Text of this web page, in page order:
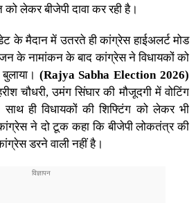
लेकर बीजेपी दावा कर रही है।
के मैदान में उतरते ही कांग्रेस हाईअलर्ट मोड
के नामांकन के बाद कांग्रेस ने विधायकों को
(Rajya Sabha Election 2026)
चौधरी, उमंग सिंघार की मौजूदगी में वोटिंग
ही विधायकों की शिफ्टिंग को लेकर भी
ने दो टूक कहा कि बीजेपी लोकतंत्र की
डरने वाली नहीं है।